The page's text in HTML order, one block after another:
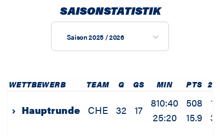
SAISONSTATISTIK
Saison 2025 / 2026
WETTBEWERB TEAM G GS MIN PTS
› Hauptrunde CHE 32 17
810:40
25:20
508
15.9